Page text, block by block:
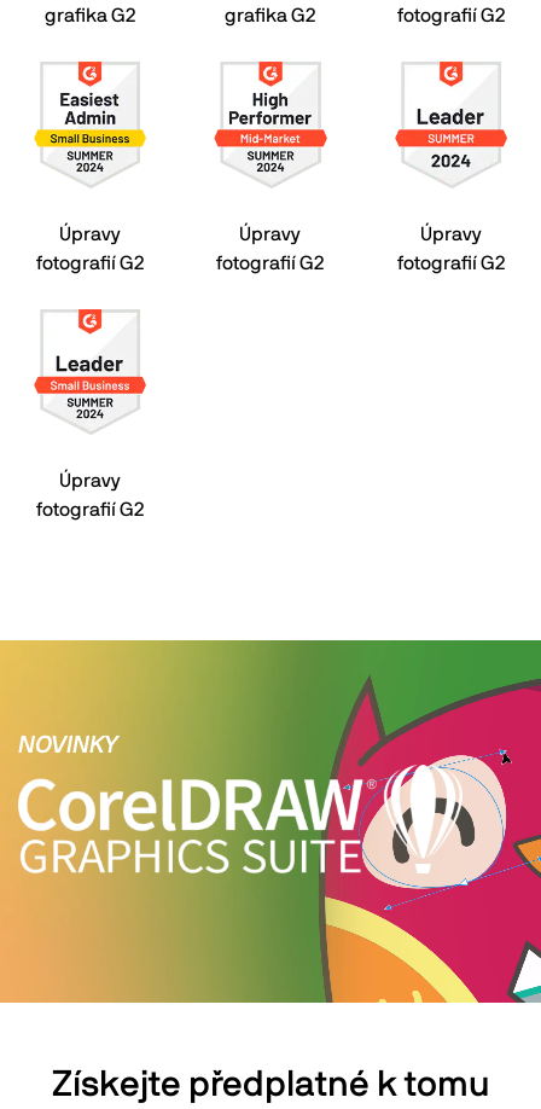
grafika G2
grafika G2
fotografií G2
Úpravy
fotografií G2
Úpravy
fotografií G2
Úpravy
fotografií G2
Úpravy
fotografií G2
NOVINKY
Získejte předplatné k tomu